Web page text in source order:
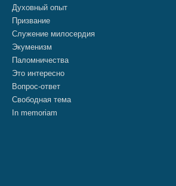
Духовный опыт
Призвание
Служение милосердия
Экуменизм
Паломничества
Это интересно
Вопрос-ответ
Свободная тема
In memoriam